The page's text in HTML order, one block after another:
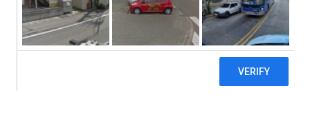
Žatec
a další 4